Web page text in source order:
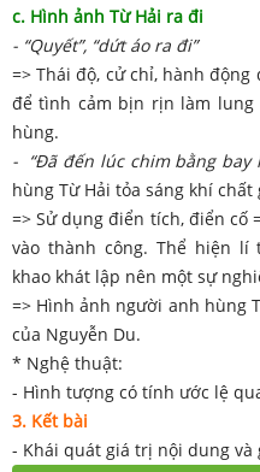
c. Hình ảnh Từ Hải ra đi
- “Quyết”, “dứt áo ra đi”
=> Thái độ, cử chỉ, hành
để tình cảm bịn rịn làm lung
hùng.
- “Đã đến lúc chim bằng bay
hùng Từ Hải tỏa sáng khí
=> Sử dụng điển tích, điển cố
vào thành công. Thể hiện
khao khát lập nên một sự
=> Hình ảnh người anh hùng
của Nguyễn Du.
* Nghệ thuật:
- Hình tượng có tính ước lệ
3. Kết bài
- Khái quát giá trị nội dung